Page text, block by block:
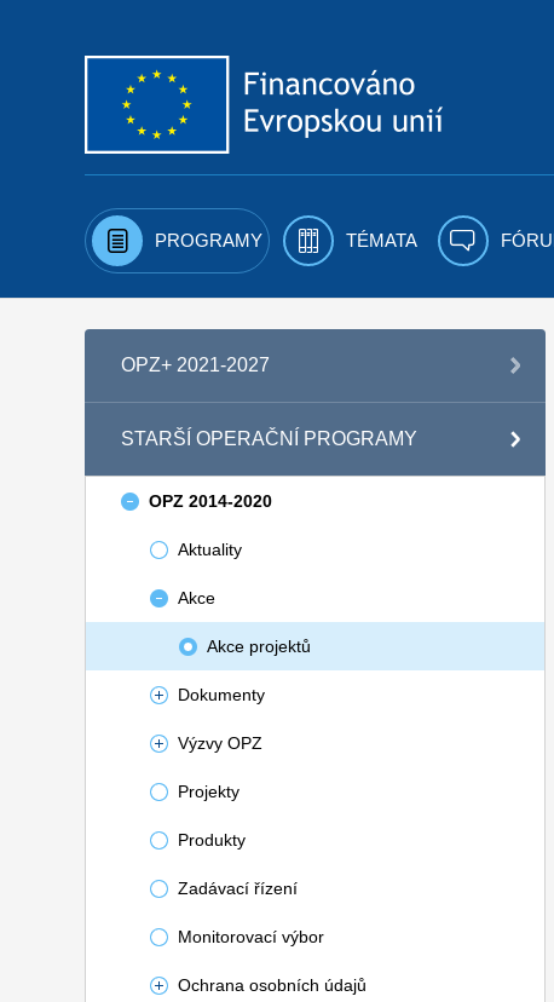
PROGRAMY TÉMATA
OPZ+ 2021-2027
STARŠÍ OPERAČNÍ PROGRAMY
OPZ 2014-2020
Aktuality
Akce
Akce projektů
Dokumenty
Výzvy OPZ
Projekty
Produkty
Zadávací řízení
Monitorovací výbor
Ochrana osobních údajů